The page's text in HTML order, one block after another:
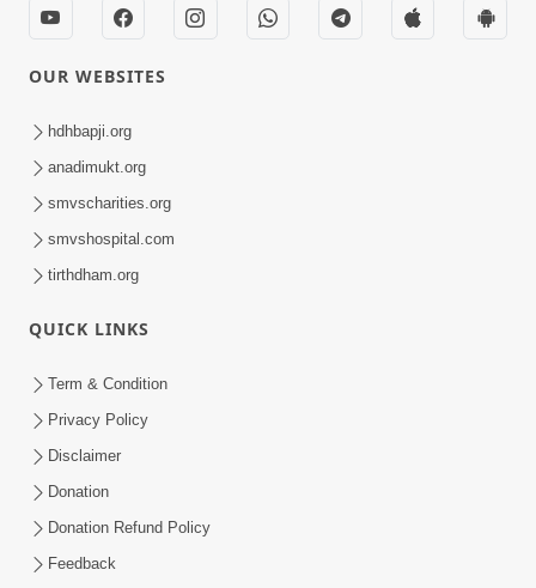
OUR WEBSITES
hdhbapji.org
anadimukt.org
smvscharities.org
smvshospital.com
tirthdham.org
QUICK LINKS
Term & Condition
Privacy Policy
Disclaimer
Donation
Donation Refund Policy
Feedback